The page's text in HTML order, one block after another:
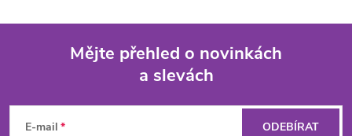
Mějte přehled o novinkách
a slevách
E-mail ODEBÍRAT